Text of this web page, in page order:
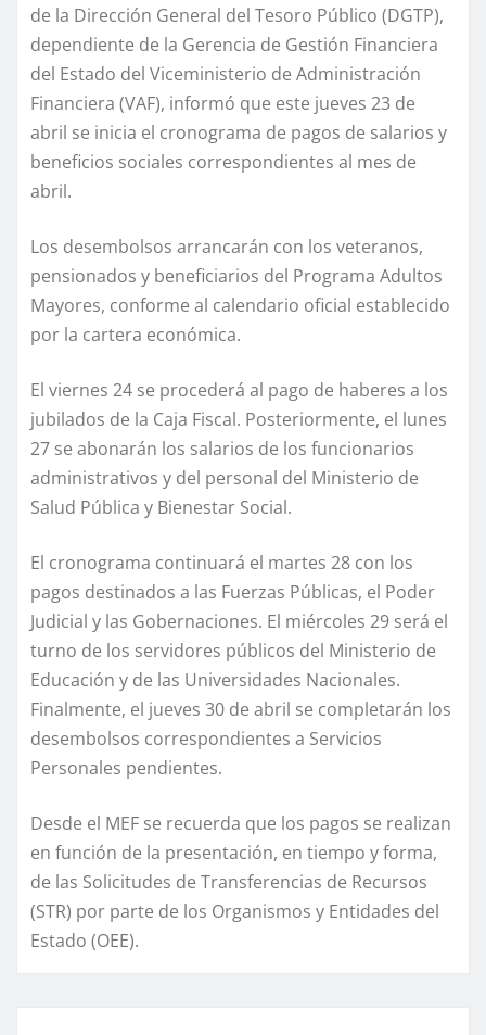
de la Dirección General del Tesoro Público (DGTP),
dependiente de la Gerencia de Gestión Financiera
del Estado del Viceministerio de Administración
Financiera (VAF), informó que este jueves 23 de
abril se inicia el cronograma de pagos de salarios y
beneficios sociales correspondientes al mes de
abril.
Los desembolsos arrancarán con los veteranos,
pensionados y beneficiarios del Programa Adultos
Mayores, conforme al calendario oficial establecido
por la cartera económica.
El viernes 24 se procederá al pago de haberes a los
jubilados de la Caja Fiscal. Posteriormente, el lunes
27 se abonarán los salarios de los funcionarios
administrativos y del personal del Ministerio de
Salud Pública y Bienestar Social.
El cronograma continuará el martes 28 con los
pagos destinados a las Fuerzas Públicas, el Poder
Judicial y las Gobernaciones. El miércoles 29 será el
turno de los servidores públicos del Ministerio de
Educación y de las Universidades Nacionales.
Finalmente, el jueves 30 de abril se completarán los
desembolsos correspondientes a Servicios
Personales pendientes.
Desde el MEF se recuerda que los pagos se realizan
en función de la presentación, en tiempo y forma,
de las Solicitudes de Transferencias de Recursos
(STR) por parte de los Organismos y Entidades del
Estado (OEE).